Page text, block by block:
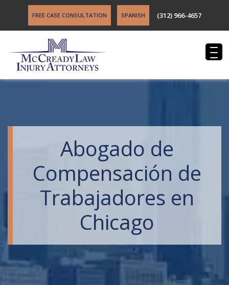
FREE CASE CONSULTATION SPANISH (312) 966-4657
Abogado de
Compensación de
Trabajadores en
Chicago